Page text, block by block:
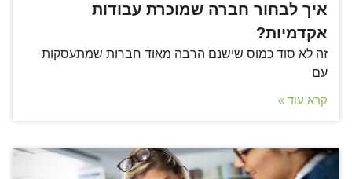
איך לבחור חברה שמוכרת עבודות
אקדמיות?
זה לא סוד כמוס שישנם הרבה מאוד חברות שמתעסקות
עם
קרא עוד »